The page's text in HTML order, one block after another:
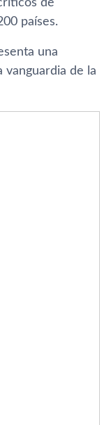
de
países.
una
de la